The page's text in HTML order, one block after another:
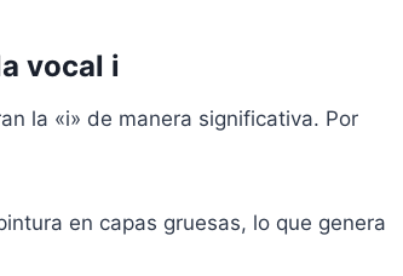
vocal i
la «i» de manera significativa. Por
en capas gruesas, lo que genera